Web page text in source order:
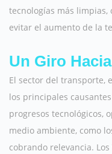
tecnologías más limpias,
evitar el aumento de la
Un Giro
El sector del transporte,
los principales
progresos tecnológicos,
medio ambiente, como
cobrando relevancia.